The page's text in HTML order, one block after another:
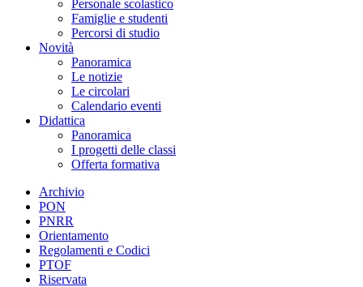
Personale scolastico
Famiglie e studenti
Percorsi di studio
Novità
Panoramica
Le notizie
Le circolari
Calendario eventi
Didattica
Panoramica
I progetti delle classi
Offerta formativa
Archivio
PON
PNRR
Orientamento
Regolamenti e Codici
PTOF
Riservata